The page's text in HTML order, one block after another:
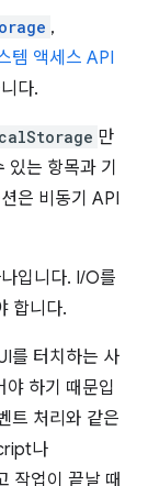
,
템 액세스 API
다.
만
는 항목과 기
은 비동기 API
입니다. I/O를
합니다.
를 터치하는 사
하기 때문입
트 처리와 같은
나
작업이 끝날 때